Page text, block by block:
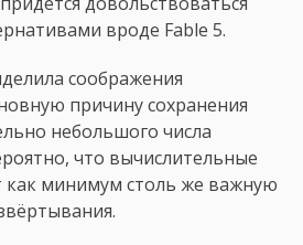
вроде Fable 5.
соображения
причину сохранения
небольшого числа
что вычислительные
как минимум столь же важную